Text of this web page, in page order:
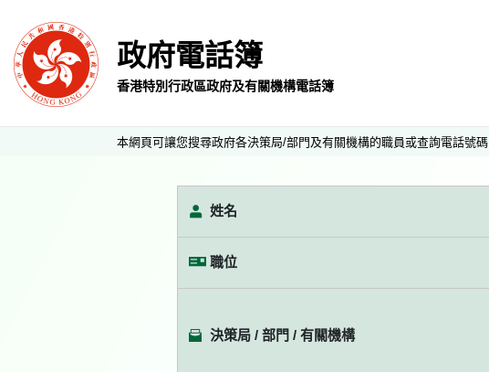
政府電話簿
香港特別行政區政府及有關機構電話簿
本網頁可讓您搜尋政府各決策局/部門及有關機構的職員或查詢電話號碼
姓名
職位
決策局 / 部門 / 有關機構